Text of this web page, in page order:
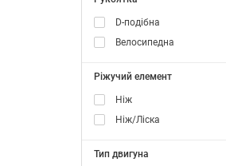
D-подібна
Велосипедна
Ріжучий елемент
Ніж
Ніж/Ліска
Тип двигуна